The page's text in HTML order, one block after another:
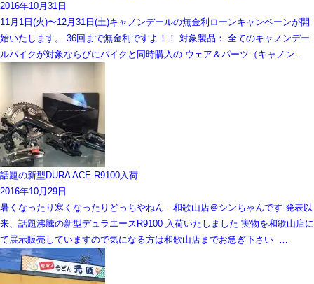
2016年10月31日
11月1日(火)〜12月31日(土)キャノンデールの無金利ローンキャンペーンが開
始いたします。 36回まで無金利ですよ！！ 対象製品： 全てのキャノンデー
ルバイクが対象ならびにバイクと同時購入の ウェア＆パーツ（キャノン…
話題の新型DURA ACE R9100入荷
2016年10月29日
暑くなったり寒くなったりどっちやねん 和歌山店＠シンちゃんです 発表以
来、話題沸騰の新型デュラエースR9100 入荷いたしました 実物を和歌山店に
て展示販売していますので気になる方は和歌山店までお急ぎ下さい …